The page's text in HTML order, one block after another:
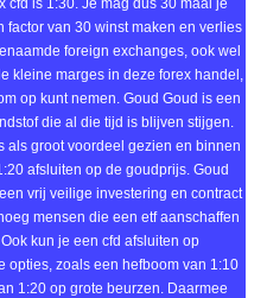
factor van 30 winst maken en verlies
kleine marges in deze forex handel,
Goud Goud is een
die al die tijd is blijven stijgen.
als groot voordeel gezien en binnen
Goud
vrij veilige investering en contract
kun je een cfd afsluiten op
opties, zoals een hefboom van 1:10
1:20 op grote beurzen. Daarmee